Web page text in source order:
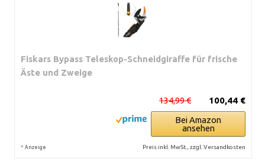
Fiskars Bypass Teleskop-Schneidgiraffe für frische
Äste und Zweige
100,44 €
134,99 €
Bei Amazon
ansehen
* Anzeige Preis inkl. MwSt., zzgl. Versandkosten